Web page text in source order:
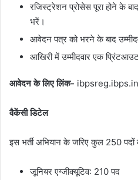
रजिस्ट्रेशन प्रोसेस पूरा होने के
भरें।
आवेदन पत्र को भरने के बाद
आखिरी में उम्मीदवार एक
आवेदन के लिए लिंक-
वैकेंसी डिटेल
इस भर्ती अभियान के जरिए कुल 250 पदों
जूनियर एग्जीक्यूटिव: 210 पद